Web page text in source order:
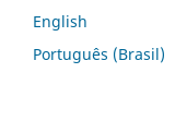
English
Português (Brasil)